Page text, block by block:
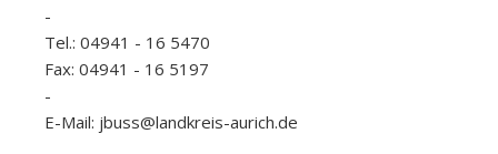
-
Tel.: 04941 - 16 5470
Fax: 04941 - 16 5197
-
E-Mail: jbuss@landkreis-aurich.de